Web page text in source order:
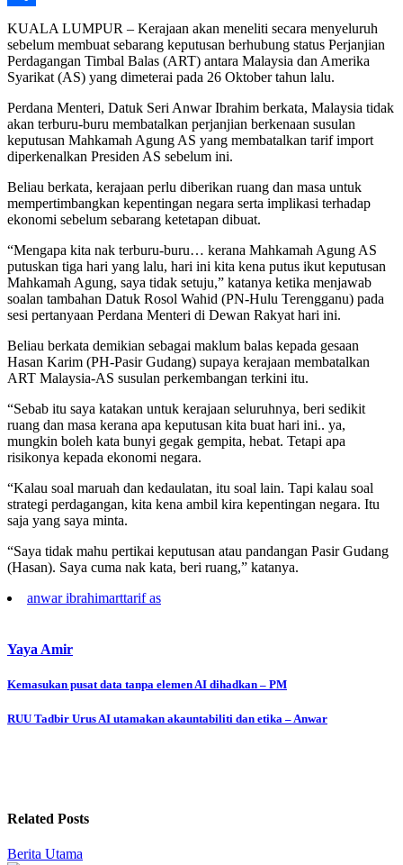
Share
KUALA LUMPUR – Kerajaan akan meneliti secara menyeluruh
sebelum membuat sebarang keputusan berhubung status Perjanjian
Perdagangan Timbal Balas (ART) antara Malaysia dan Amerika
Syarikat (AS) yang dimeterai pada 26 Oktober tahun lalu.
Perdana Menteri, Datuk Seri Anwar Ibrahim berkata, Malaysia tidak
akan terburu-buru membatalkan perjanjian berkenaan susulan
keputusan Mahkamah Agung AS yang membatalkan tarif import
diperkenalkan Presiden AS sebelum ini.
Beliau berkata, kerajaan perlu diberikan ruang dan masa untuk
mempertimbangkan kepentingan negara serta implikasi terhadap
ekonomi sebelum sebarang ketetapan dibuat.
“Mengapa kita nak terburu-buru… kerana Mahkamah Agung AS
putuskan tiga hari yang lalu, hari ini kita kena putus ikut keputusan
Mahkamah Agung, saya tidak setuju,” katanya ketika menjawab
soalan tambahan Datuk Rosol Wahid (PN-Hulu Terengganu) pada
sesi pertanyaan Perdana Menteri di Dewan Rakyat hari ini.
Beliau berkata demikian sebagai maklum balas kepada gesaan
Hasan Karim (PH-Pasir Gudang) supaya kerajaan membatalkan
ART Malaysia-AS susulan perkembangan terkini itu.
“Sebab itu saya katakan untuk kerajaan seluruhnya, beri sedikit
ruang dan masa kerana apa keputusan kita buat hari ini.. ya,
mungkin boleh kata bunyi gegak gempita, hebat. Tetapi apa
risikonya kepada ekonomi negara.
“Kalau soal maruah dan kedaulatan, itu soal lain. Tapi kalau soal
strategi perdagangan, kita kena ambil kira kepentingan negara. Itu
saja yang saya minta.
“Saya tidak mahu pertikai keputusan atau pandangan Pasir Gudang
(Hasan). Saya cuma nak kata, beri ruang,” katanya.
anwar ibrahimarttarif as
Yaya Amir
Post
navigation
Kemasukan pusat data tanpa elemen AI dihadkan – PM
RUU Tadbir Urus AI utamakan akauntabiliti dan etika – Anwar
Related Posts
Berita Utama